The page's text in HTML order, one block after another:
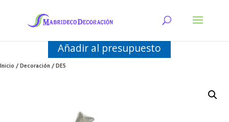
Añadir al presupuesto
Inicio/Decoración/ DE5